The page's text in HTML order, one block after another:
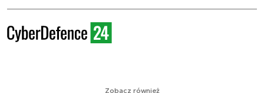
Zobacz również